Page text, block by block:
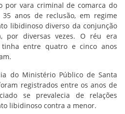
por vara criminal de comarca do
anos de reclusão, em regime
libidinoso diverso da conjunção
por diversas vezes. O réu era
entre quatro e cinco anos
do Ministério Público de Santa
registrados entre os anos de
se prevalecia de relações
libidinoso contra a menor.